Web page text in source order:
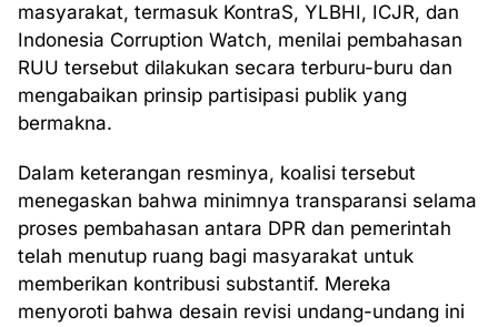
masyarakat, termasuk KontraS, YLBHI, ICJR, dan
Indonesia Corruption Watch, menilai pembahasan
RUU tersebut dilakukan secara terburu-buru dan
mengabaikan prinsip partisipasi publik yang
bermakna.
Dalam keterangan resminya, koalisi tersebut
menegaskan bahwa minimnya transparansi selama
proses pembahasan antara DPR dan pemerintah
telah menutup ruang bagi masyarakat untuk
memberikan kontribusi substantif. Mereka
menyoroti bahwa desain revisi undang-undang ini